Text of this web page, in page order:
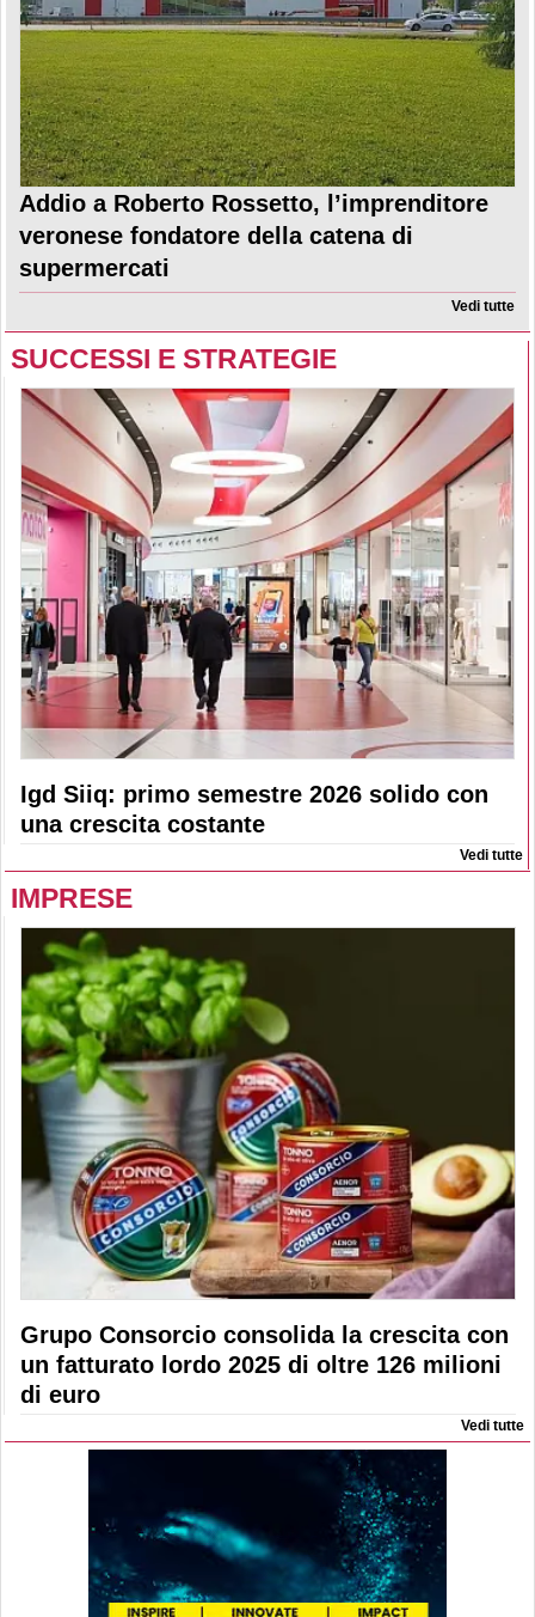
Addio a Roberto Rossetto, l’imprenditore
veronese fondatore della catena di
supermercati
Vedi tutte
SUCCESSI E STRATEGIE
Igd Siiq: primo semestre 2026 solido con
una crescita costante
Vedi tutte
IMPRESE
Grupo Consorcio consolida la crescita con
un fatturato lordo 2025 di oltre 126 milioni
di euro
Vedi tutte